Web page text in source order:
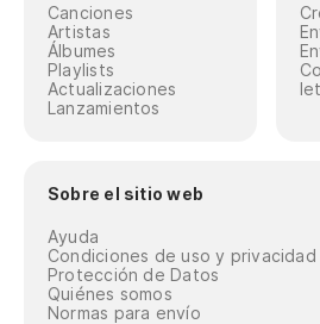
Canciones
Artistas
Álbumes
Playlists
Actualizaciones
Lanzamientos
Sobre el sitio web
Ayuda
Condiciones de uso y privacidad
Protección de Datos
Quiénes somos
Normas para envío